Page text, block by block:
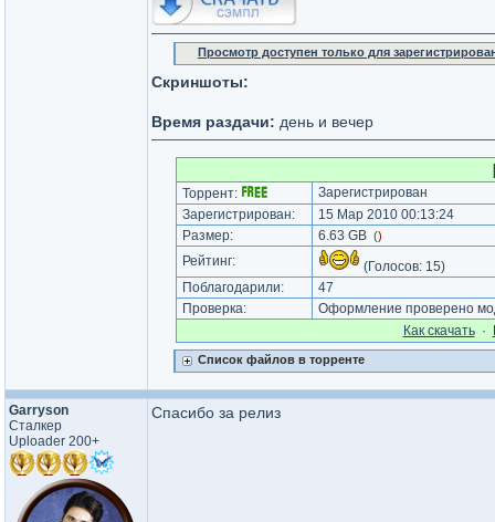
Просмотр доступен только для
Скриншоты:
Время раздачи: день и вечер
Торрент:
Зарегистрирован
Зарегистрирован:
15 Мар 2010 00:13:24
Размер:
6.63 GB ()
Рейтинг: (Голосов: 15)
Поблагодарили:
47
Проверка:
Оформление проверено
Как cкачать·
Список файлов в торренте
Garryson
Сталкер
Uploader 200+
Спасибо за релиз